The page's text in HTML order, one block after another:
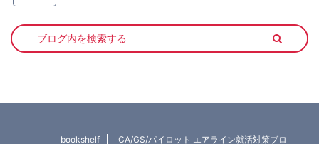
bookshelf CA/GS/パイロット エアライン就活対策ブロ